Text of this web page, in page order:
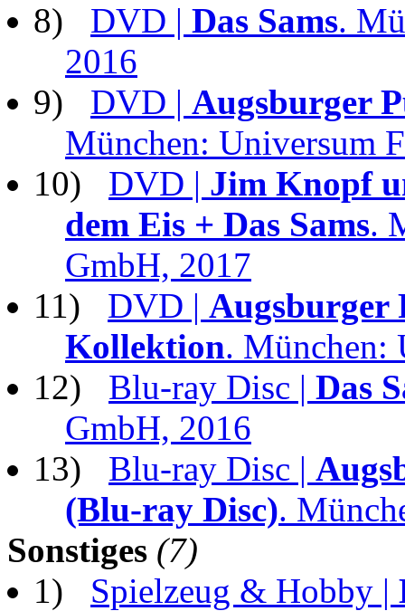
8) DVD | Das Sams.
2016
9) DVD | Augsburger
München: Universum
10) DVD | Jim Knopf
dem Eis + Das Sams.
GmbH, 2017
11) DVD | Augsburger
Kollektion. München:
12) Blu-ray Disc | Das
GmbH, 2016
13) Blu-ray Disc |
(Blu-ray Disc).
Sonstiges (7)
1) Spielzeug & Hobby |